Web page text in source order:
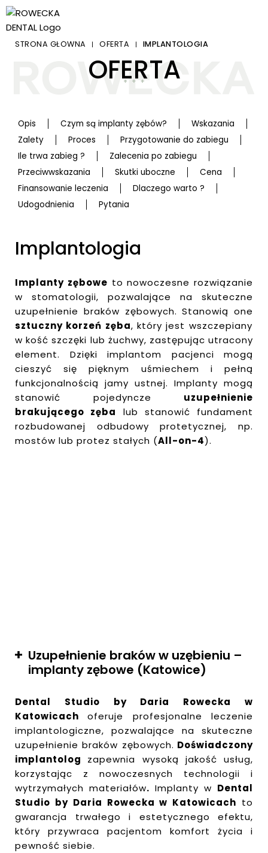
STRONA GŁÓWNA | OFERTA | IMPLANTOLOGIA
OFERTA
Opis Czym są implanty zębów?
Wskazania
Zalety
Proces
Przygotowanie do zabiegu
Ile trwa zabieg ?
Zalecenia po zabiegu
Przeciwwskazania
Skutki uboczne
Cena
Finansowanie leczenia
Dlaczego warto ?
Udogodnienia
Pytania
Implantologia
Implanty zębowe to nowoczesne rozwiązanie
w stomatologii, pozwalające na skuteczne
uzupełnienie braków zębowych. Stanowią one
sztuczny korzeń zęba, który jest wszczepiany
w kość szczęki lub żuchwy, zastępując utracony
element. Dzięki implantom pacjenci mogą
cieszyć się pięknym uśmiechem i pełną
funkcjonalnością jamy ustnej. Implanty mogą
stanowić pojedyncze uzupełnienie
brakującego zęba
lub stanowić fundament
rozbudowanej odbudowy protetycznej, np.
mostów lub protez stałych (All-on-4).
Uzupełnienie braków w uzębieniu –
implanty zębowe (Katowice)
Dental Studio by Daria Rowecka w
Katowicachoferuje profesjonalne leczenie
implantologiczne, pozwalające na skuteczne
uzupełnienie braków zębowych. Doświadczony
implantolog zapewnia wysoką jakość usług,
korzystając z nowoczesnych technologii i
wytrzymałych materiałów. Implanty w Dental
Studio by Daria Rowecka w Katowicach to
gwarancja trwałego i estetycznego efektu,
który przywraca pacjentom komfort życia i
pewność siebie.